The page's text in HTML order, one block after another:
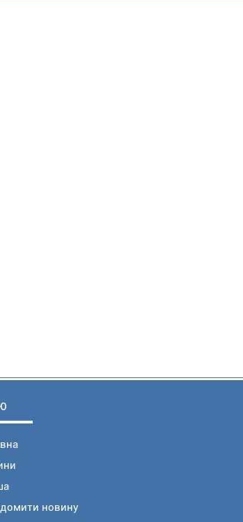
новину